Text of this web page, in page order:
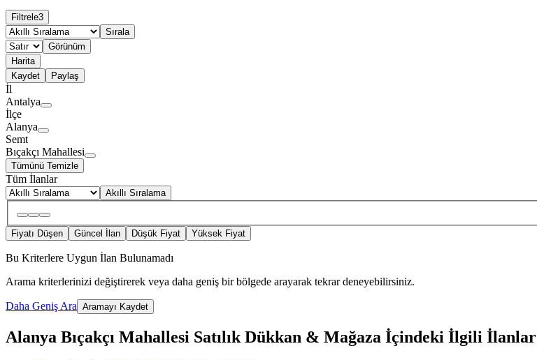
Filtrele3
Sırala
Görünüm
Harita
Kaydet
Paylaş
İl
Antalya
İlçe
Alanya
Semt
Bıçakçı Mahallesi
Tümünü Temizle
Tüm İlanlar
Akıllı Sıralama
Fiyatı Düşen Güncel İlan Düşük Fiyat Yüksek Fiyat
Bu Kriterlere Uygun İlan Bulunamadı
Arama kriterlerinizi değiştirerek veya daha geniş bir bölgede arayarak tekrar deneyebilirsiniz.
Daha Geniş Ara Aramayı Kaydet
Alanya Bıçakçı Mahallesi Satılık Dükkan & Mağaza İçindeki İlgili İlanlar